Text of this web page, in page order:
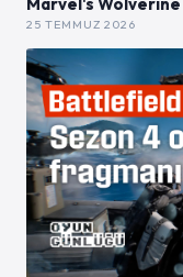
25 TEMMUZ 2026